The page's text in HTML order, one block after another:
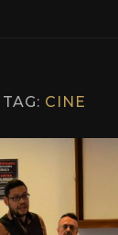
TAG: CINE